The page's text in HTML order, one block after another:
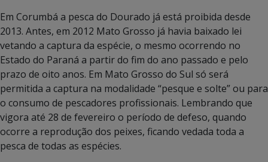
Em Corumbá a pesca do Dourado já está proibida desde
2013. Antes, em 2012 Mato Grosso já havia baixado lei
vetando a captura da espécie, o mesmo ocorrendo no
Estado do Paraná a partir do fim do ano passado e pelo
prazo de oito anos. Em Mato Grosso do Sul só será
permitida a captura na modalidade “pesque e solte” ou para
o consumo de pescadores profissionais. Lembrando que
vigora até 28 de fevereiro o período de defeso, quando
ocorre a reprodução dos peixes, ficando vedada toda a
pesca de todas as espécies.